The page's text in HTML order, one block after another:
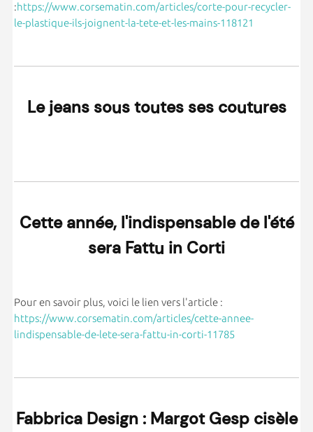
:https://www.corsematin.com/articles/corte-pour-recycler-
le-plastique-ils-joignent-la-tete-et-les-mains-118121
Le jeans sous toutes ses coutures
Cette année, l'indispensable de l'été
sera Fattu in Corti
Pour en savoir plus, voici le lien vers l'article :
https://www.corsematin.com/articles/cette-annee-
lindispensable-de-lete-sera-fattu-in-corti-11785
Fabbrica Design : Margot Gesp cisèle